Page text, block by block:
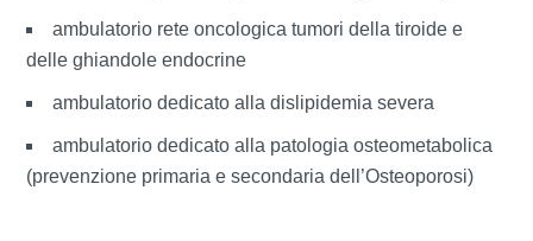
ambulatorio rete oncologica tumori della tiroide e
delle ghiandole endocrine
ambulatorio dedicato alla dislipidemia severa
ambulatorio dedicato alla patologia osteometabolica
(prevenzione primaria e secondaria dell’Osteoporosi)